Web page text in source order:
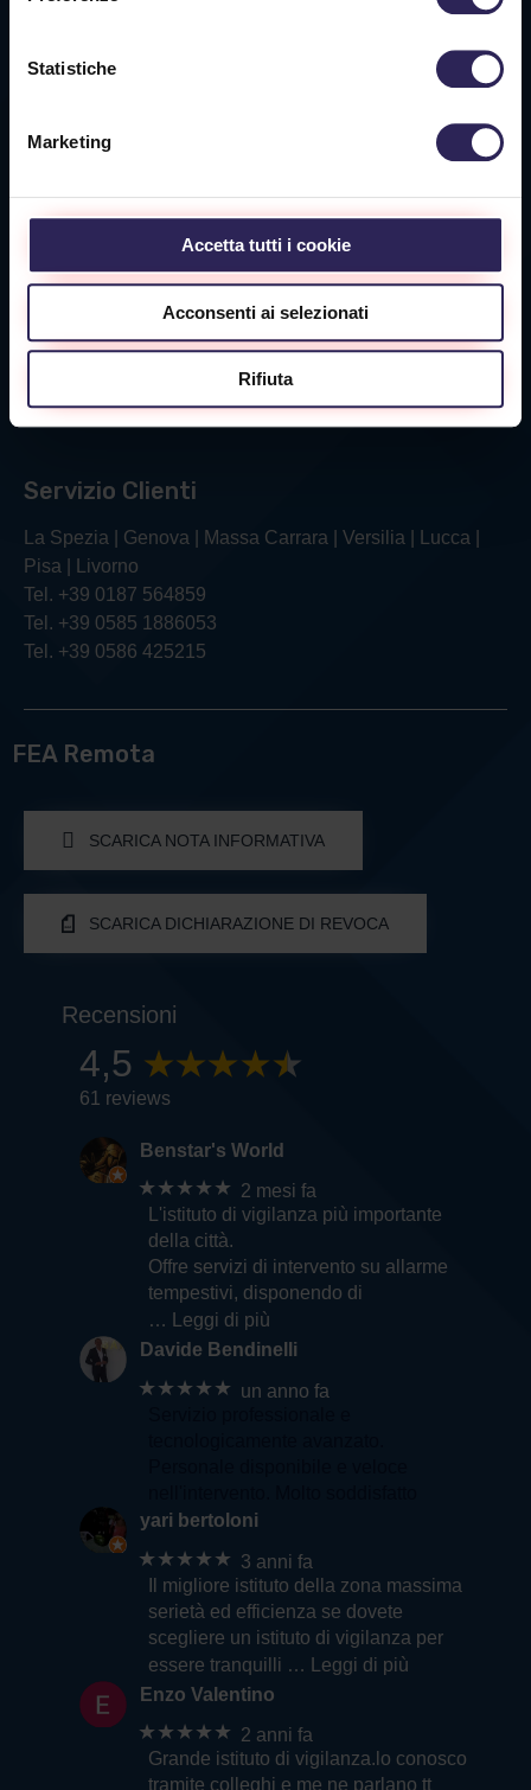
Statistiche
Marketing
Accetta tutti i cookie
Acconsenti ai selezionati
Rifiuta
Sede Massa Carrara
54100 Massa (MS)
Sede Livorno
Via Verga, 26/28
Tel. +39 0586 425215
Servizio Clienti
La Spezia | Genova | Massa Carrara | Versilia | Lucca |
Pisa | Livorno
Tel. +39 0187 564859
Tel. +39 0585 1886053
Tel. +39 0586 425215
FEA Remota
SCARICA NOTA INFORMATIVA
SCARICA DICHIARAZIONE DI REVOCA
Recensioni
4,5
61 reviews
Benstar's World
★★★★★ 2 mesi fa
L'istituto di vigilanza più importante
della città.
Offre servizi di intervento su allarme
tempestivi, disponendo di
… Leggi di più
Davide Bendinelli
★★★★★ un anno fa
yari bertoloni
★★★★★ 3 anni fa
Il migliore istituto della zona massima
serietà ed efficienza se dovete
scegliere un istituto di vigilanza per
essere tranquilli … Leggi di più
Enzo Valentino
★★★★★ 2 anni fa
Grande istituto di vigilanza.lo conosco
tramite colleghi e me ne parlano tt